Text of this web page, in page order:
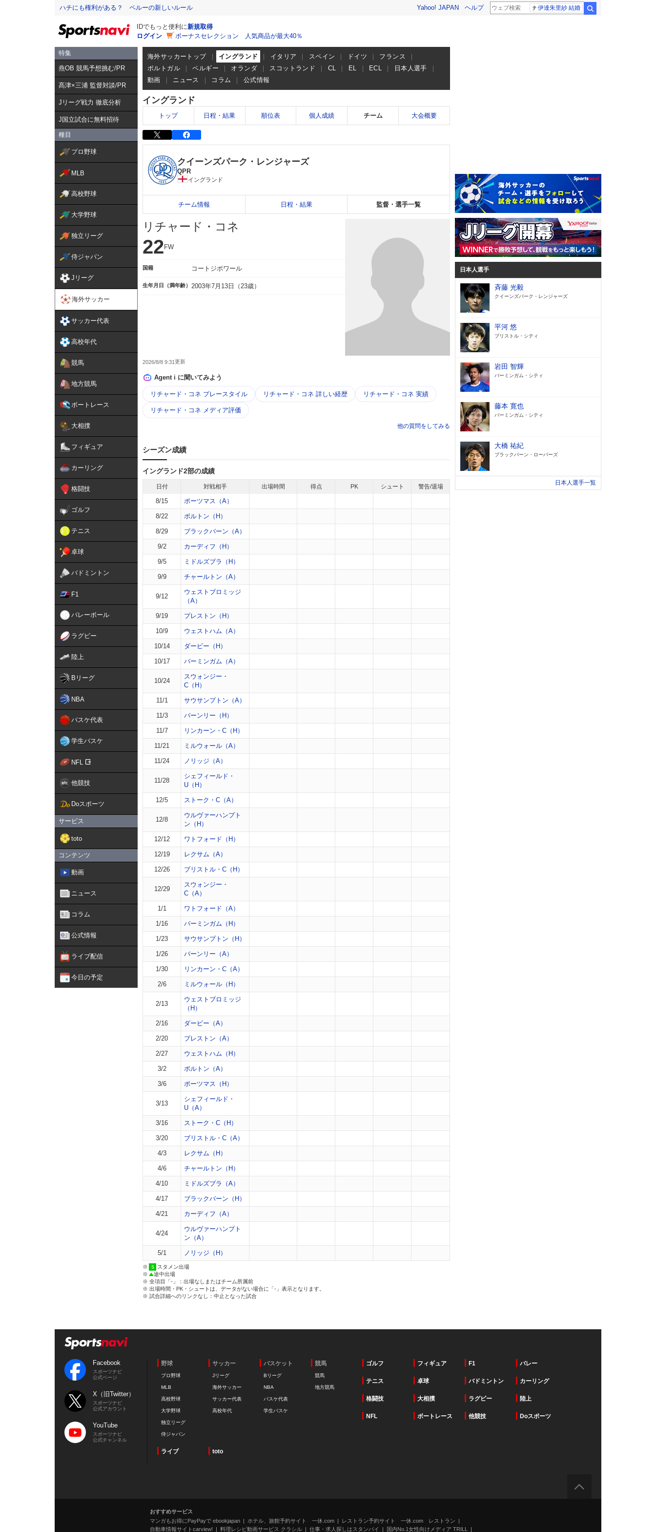
ハチにも権利がある？ ペルーの新しいルール Yahoo! JAPAN ヘルプ 伊達朱里紗 結婚
IDでもっと便利に新規取得
ログイン
ボーナスセレクション 人気商品が最大40％
特集
燕OB 競馬予想挑む/PR
髙津×三浦 監督対談/PR
Jリーグ戦力 徹底分析
J国立試合に無料招待
種目
プロ野球
MLB
高校野球
大学野球
独立リーグ
侍ジャパン
Jリーグ
海外サッカー
サッカー代表
高校年代
競馬
地方競馬
ボートレース
大相撲
フィギュア
カーリング
格闘技
ゴルフ
テニス
卓球
バドミントン
F1
バレーボール
ラグビー
陸上
Bリーグ
NBA
バスケ代表
学生バスケ
NFL
他競技
Doスポーツ
サービス
toto
コンテンツ
動画
ニュース
コラム
公式情報
ライブ配信
今日の予定
海外サッカートップ イングランド イタリア スペイン ドイツ
フランス
ポルトガル
ベルギー オランダ スコットランド CL EL ECL
日本人選手
動画
ニュース コラム 公式情報
イングランド
トップ 日程・結果 順位表 個人成績 チーム 大会概要
クイーンズパーク・レンジャーズ
QPR
イングランド
チーム情報 日程・結果 監督・選手一覧
リチャード・コネ
22FW
国籍 コートジボワール
生年月日（満年齢） 2003年7月13日（23歳）
2026/8/8 9:31
Agent i に聞いてみよう
リチャード・コネ プレースタイル リチャード・コネ 詳しい経歴 リチャード・コネ 実績
リチャード・コネ メディア評価
他の質問をしてみる
シーズン成績
イングランド2部の成績
日付 対戦相手 出場時間 得点 PK シュート 警告/退場
8/15 ポーツマス（A）
8/22 ボルトン（H）
8/29 ブラックバーン（A）
9/2 カーディフ（H）
9/5 ミドルズブラ（H）
9/9 チャールトン（A）
9/12
ウェストブロミッジ
（A）
9/19 プレストン（H）
10/9 ウェストハム（A）
10/14 ダービー（H）
10/17 バーミンガム（A）
10/24
スウォンジー・
C（H）
11/1 サウサンプトン（A）
11/3 バーンリー（H）
11/7 リンカーン・C（H）
11/21 ミルウォール（A）
11/24 ノリッジ（A）
11/28
シェフィールド・
U（H）
12/5 ストーク・C（A）
12/8
ウルヴァーハンプト
ン（H）
12/12 ワトフォード（H）
12/19 レクサム（A）
12/26 ブリストル・C（H）
12/29
スウォンジー・
C（A）
1/1 ワトフォード（A）
1/16 バーミンガム（H）
1/23 サウサンプトン（H）
1/26 バーンリー（A）
1/30 リンカーン・C（A）
2/6 ミルウォール（H）
2/13
ウェストブロミッジ
（H）
2/16 ダービー（A）
2/20 プレストン（A）
2/27 ウェストハム（H）
3/2 ボルトン（A）
3/6 ポーツマス（H）
3/13
シェフィールド・
U（A）
3/16 ストーク・C（H）
3/20 ブリストル・C（A）
4/3 レクサム（H）
4/6 チャールトン（H）
4/10 ミドルズブラ（A）
4/17 ブラックバーン（H）
4/21 カーディフ（A）
4/24
ウルヴァーハンプト
ン（A）
5/1 ノリッジ（H）
※
スタメン出場
※
途中出場
※ 全項目「-」：出場なしまたはチーム所属前
※ 出場時間・PK・シュートは、データがない場合に「-」表示となります。
※ 試合詳細へのリンクなし：中止となった試合
日本人選手
斉藤 光毅
クイーンズパーク・レンジャーズ
平河 悠
ブリストル・シティ
岩田 智輝
バーミンガム・シティ
藤本 寛也
バーミンガム・シティ
大橋 祐紀
ブラックバーン・ローバーズ
日本人選手一覧
Facebook
スポーツナビ
公式ページ
X（旧Twitter）
スポーツナビ
公式アカウント
YouTube
スポーツナビ
公式チャンネル
野球
プロ野球
MLB
高校野球
大学野球
独立リーグ
侍ジャパン
サッカー
Jリーグ
海外サッカー
サッカー代表
高校年代
バスケット
Bリーグ
NBA
バスケ代表
学生バスケ
競馬
競馬
地方競馬
ゴルフ フィギュア F1 バレー
テニス 卓球 バドミントン カーリング
格闘技 大相撲 ラグビー 陸上
NFL ボートレース 他競技 Doスポーツ
ライブ toto
おすすめサービス
マンガもお得にPayPayで ebookjapan
ホテル、旅館予約サイト 一休.com
レストラン予約サイト 一休.com レストラン
自動車情報サイトcarview!
料理レシピ動画サービス クラシル 仕事・求人探しはスタンバイ 国内No.1女性向けメディア TRILL